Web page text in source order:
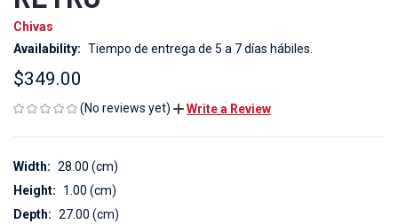
Chivas
Availability: Tiempo de entrega de 5 a 7 días hábiles.
$349.00
(No reviews yet) Write a Review
Width: 28.00 (cm)
Height:
1.00 (cm)
Depth: 27.00 (cm)